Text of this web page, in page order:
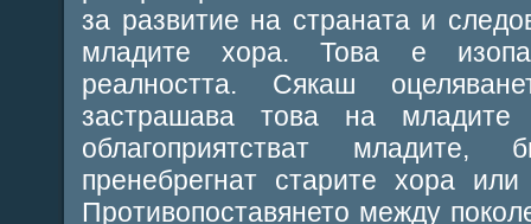
за развитие на страната и
младите хора. Това е
реалността. Сякаш
застрашава това на
облагоприятстват
пренебрегнат старите хора
Противопоставянето между